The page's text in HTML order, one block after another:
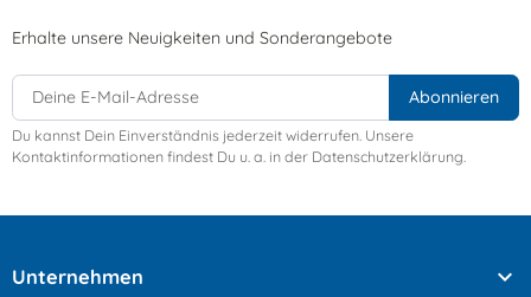
Erhalte unsere Neuigkeiten und Sonderangebote
Du kannst Dein Einverständnis jederzeit widerrufen. Unsere
Kontaktinformationen findest Du u. a. in der Datenschutzerklärung.
Unternehmen 